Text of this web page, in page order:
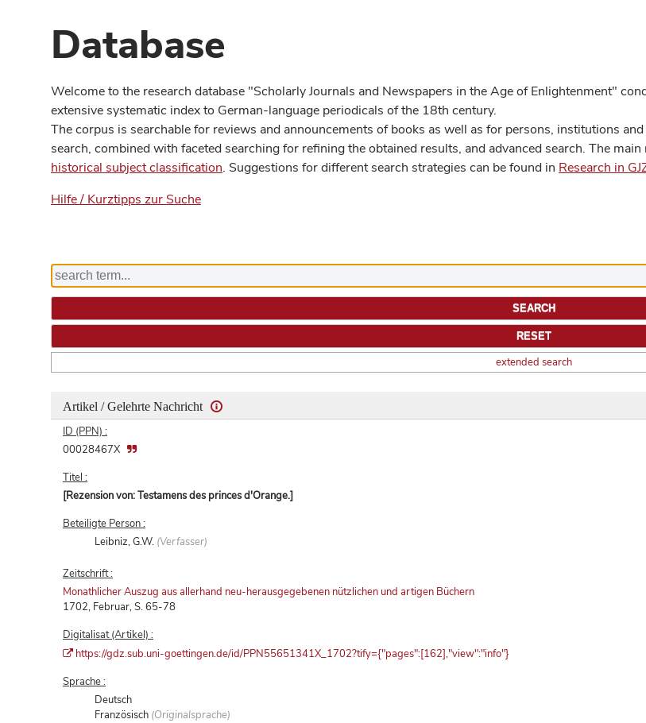
Database
Welcome to the research database "Scholarly Journals and Newspapers in the Age of Enlightenment"
extensive systematic index to German-language periodicals of the 18th century.
The corpus is searchable for reviews and announcements of books as well as for persons, institutions
search, combined with faceted searching for refining the obtained results, and advanced search. The
historical subject classification. Suggestions for different search strategies can be found in Research in
Hilfe / Kurztipps zur Suche
extended search
Artikel / Gelehrte Nachricht
ID (PPN) :
00028467X
Titel :
[Rezension von: Testamens des princes d'Orange.]
Beteiligte Person :
Leibniz, G.W. (Verfasser)
Zeitschrift :
Monathlicher Auszug aus allerhand neu-herausgegebenen nützlichen und artigen Büchern
1702, Februar, S. 65-78
Digitalisat (Artikel) :
https://gdz.sub.uni-goettingen.de/id/PPN55651341X_1702?tify={"pages":[162],"view":"info"}
Sprache :
Deutsch
Französisch (Originalsprache)